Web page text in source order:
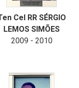
Cel RR SÉRGIO
LEMOS SIMÕES
2009 - 2010